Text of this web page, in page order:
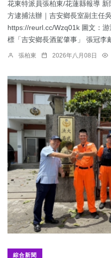
花東特派員張柏東/花蓮縣報導
方逮捕法辦｜吉安鄉長室副主任
https://reurl.cc/Wzq01k 圖文：
標「吉安鄉長酒駕肇事」 張冠李
張柏東 2026年八月08日
綜合新聞